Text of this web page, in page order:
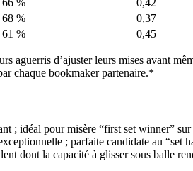
66 %
0,42
68 %
0,37
61 % 0,45
aguerris d’ajuster leurs mises avant
chaque bookmaker partenaire.*
; idéal pour misère “first set winner”
; parfaite candidate au “set
dont la capacité à glisser sous balle